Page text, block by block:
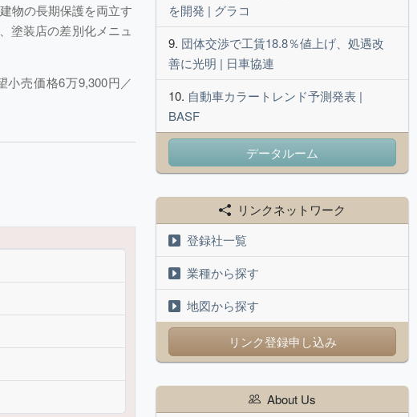
物の長期保護を両立す
塗装店の差別化メニュ
小売価格6万9,300円／
を開発 | グラコ
団体交渉で工賃18.8％値上げ、処遇改
善に光明 | 日車協連
自動車カラートレンド予測発表 |
BASF
データルーム
リンクネットワーク
登録社一覧
業種から探す
地図から探す
リンク登録申し込み
About Us